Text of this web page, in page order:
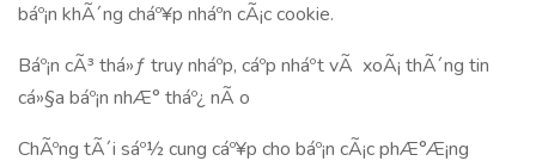
báº¡n khÃ´ng cháº¥p nháº­n cÃ¡c cookie.
Báº¡n cÃ³ thá»ƒ truy nháº­p, cáº­p nháº­t vÃ xoÃ¡ thÃ´ng tin
cá»§a báº¡n nhÆ° tháº¿ nÃ o
ChÃºng tÃ´i sáº½ cung cáº¥p cho báº¡n cÃ¡c phÆ°Æ¡ng